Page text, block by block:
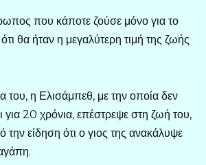
που κάποτε ζούσε μόνο για το
θα ήταν η μεγαλύτερη τιμή της ζωής
του, η Ελισάμπεθ, με την οποία δεν
για 20 χρόνια, επέστρεψε στη ζωή του,
είδηση ότι ο γιος της ανακάλυψε